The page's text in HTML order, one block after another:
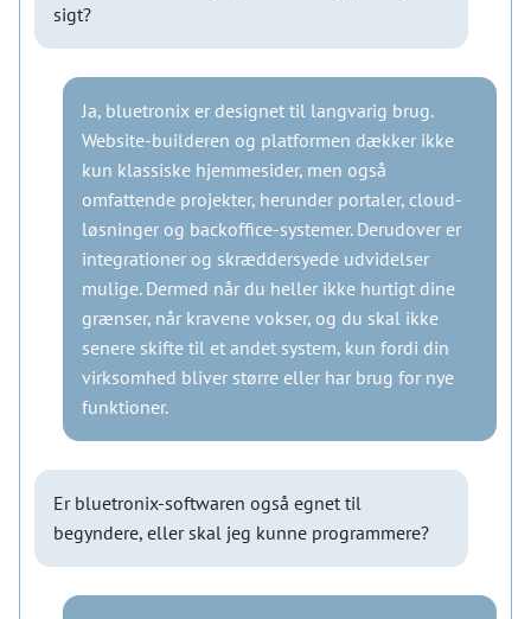
sigt?
Ja, bluetronix er designet til langvarig brug.
Website-builderen og platformen dækker ikke
kun klassiske hjemmesider, men også
omfattende projekter, herunder portaler, cloud-
løsninger og backoffice-systemer. Derudover er
integrationer og skræddersyede udvidelser
mulige. Dermed når du heller ikke hurtigt dine
grænser, når kravene vokser, og du skal ikke
senere skifte til et andet system, kun fordi din
virksomhed bliver større eller har brug for nye
funktioner.
Er bluetronix-softwaren også egnet til
begyndere, eller skal jeg kunne programmere?